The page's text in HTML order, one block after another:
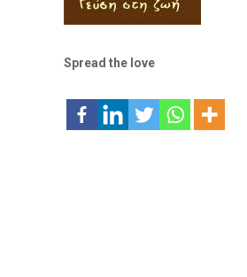
Spread the love